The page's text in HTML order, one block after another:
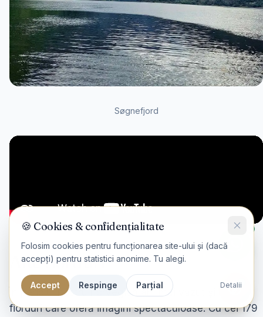
Søgnefjord
Alte fiorduri
În periplul nostru norvegian am mai văzut și alte
fiorduri care oferă imagini spectaculoase. Cu cei 179
🍪 Cookies & confidențialitate
Folosim cookies pentru funcționarea site-ului și (dacă
accepți) pentru statistici anonime. Tu alegi.
Accept Respinge Parțial Detalii